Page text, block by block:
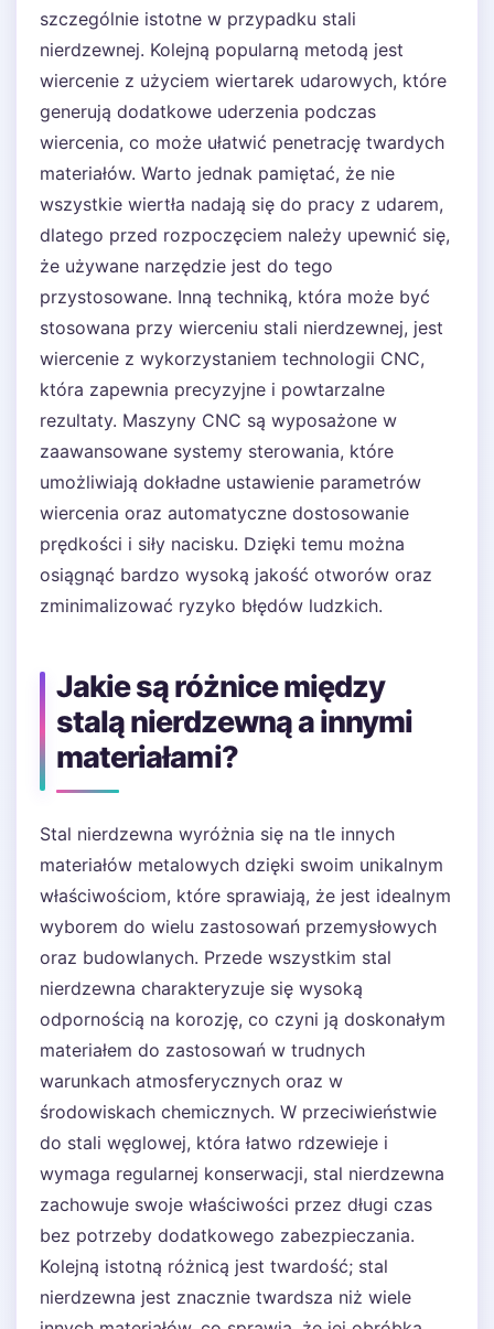
szczególnie istotne w przypadku stali
nierdzewnej. Kolejną popularną metodą jest
wiercenie z użyciem wiertarek udarowych, które
generują dodatkowe uderzenia podczas
wiercenia, co może ułatwić penetrację twardych
materiałów. Warto jednak pamiętać, że nie
wszystkie wiertła nadają się do pracy z udarem,
dlatego przed rozpoczęciem należy upewnić się,
że używane narzędzie jest do tego
przystosowane. Inną techniką, która może być
stosowana przy wierceniu stali nierdzewnej, jest
wiercenie z wykorzystaniem technologii CNC,
która zapewnia precyzyjne i powtarzalne
rezultaty. Maszyny CNC są wyposażone w
zaawansowane systemy sterowania, które
umożliwiają dokładne ustawienie parametrów
wiercenia oraz automatyczne dostosowanie
prędkości i siły nacisku. Dzięki temu można
osiągnąć bardzo wysoką jakość otworów oraz
zminimalizować ryzyko błędów ludzkich.
Jakie są różnice między
stalą nierdzewną a innymi
materiałami?
Stal nierdzewna wyróżnia się na tle innych
materiałów metalowych dzięki swoim unikalnym
właściwościom, które sprawiają, że jest idealnym
wyborem do wielu zastosowań przemysłowych
oraz budowlanych. Przede wszystkim stal
nierdzewna charakteryzuje się wysoką
odpornością na korozję, co czyni ją doskonałym
materiałem do zastosowań w trudnych
warunkach atmosferycznych oraz w
środowiskach chemicznych. W przeciwieństwie
do stali węglowej, która łatwo rdzewieje i
wymaga regularnej konserwacji, stal nierdzewna
zachowuje swoje właściwości przez długi czas
bez potrzeby dodatkowego zabezpieczania.
Kolejną istotną różnicą jest twardość; stal
nierdzewna jest znacznie twardsza niż wiele